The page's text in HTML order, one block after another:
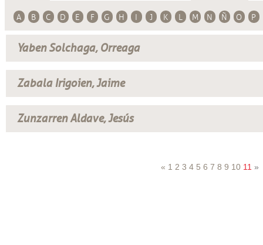
A B C D E F G H I J K L M N Ñ O P
Yaben Solchaga, Orreaga
Zabala Irigoien, Jaime
Zunzarren Aldave, Jesús
« 1 2 3 4 5 6 7 8 9 10 11 »